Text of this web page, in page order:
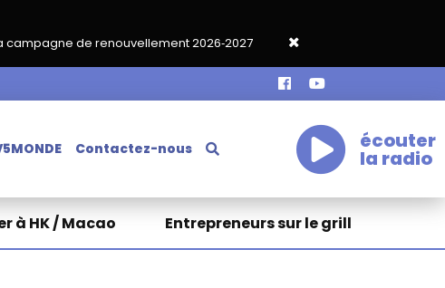
2026‑2027
Grand café de rentrée HKA le vendredi 18
Contactez-nous écouter
la radio
à HK / Macao Entrepreneurs sur le grill